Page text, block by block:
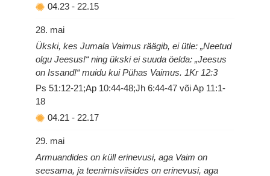
04.23 - 22.15
28. mai
Ükski, kes Jumala Vaimus räägib, ei ütle: „Neetud
olgu Jeesus!“ ning ükski ei suuda öelda: „Jeesus
on Issand!“ muidu kui Pühas Vaimus. 1Kr 12:3
Ps 51:12-21;Ap 10:44-48;Jh 6:44-47 või Ap 11:1-
18
04.21 - 22.17
29. mai
Armuandides on küll erinevusi, aga Vaim on
seesama, ja teenimisviisides on erinevusi, aga